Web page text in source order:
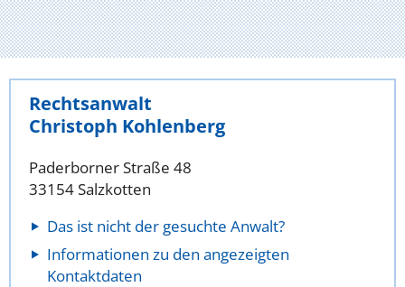
Rechtsanwalt
Christoph Kohlenberg
Paderborner Straße 48
33154 Salzkotten
Das ist nicht der gesuchte Anwalt?
Informationen zu den angezeigten
Kontaktdaten